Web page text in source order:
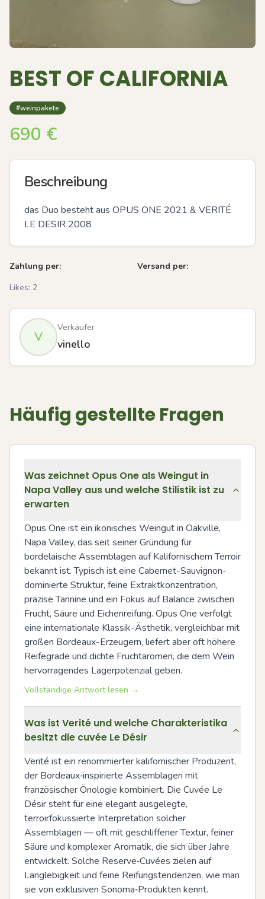
BEST OF CALIFORNIA
#weinpakete
690 €
Beschreibung
das Duo besteht aus OPUS ONE 2021 & VERITÉ
LE DESIR 2008
Zahlung per:
Versand per:
Likes: 2
V
Verkäufer
vinello
Häufig gestellte Fragen
Was zeichnet Opus One als Weingut in
Napa Valley aus und welche Stilistik ist zu
erwarten
Opus One ist ein ikonisches Weingut in Oakville,
Napa Valley, das seit seiner Gründung für
bordelaische Assemblagen auf Kalifornischem Terroir
bekannt ist. Typisch ist eine Cabernet-Sauvignon-
dominierte Struktur, feine Extraktkonzentration,
präzise Tannine und ein Fokus auf Balance zwischen
Frucht, Säure und Eichenreifung. Opus One verfolgt
eine internationale Klassik-Ästhetik, vergleichbar mit
großen Bordeaux-Erzeugern, liefert aber oft höhere
Reifegrade und dichte Fruchtaromen, die dem Wein
hervorragendes Lagerpotenzial geben.
Vollständige Antwort lesen →
Was ist Verité und welche Charakteristika
besitzt die cuvée Le Désir
Verité ist ein renommierter kalifornischer Produzent,
der Bordeaux‑inspirierte Assemblagen mit
französischer Önologie kombiniert. Die Cuvée Le
Désir steht für eine elegant ausgelegte,
terroirfokussierte Interpretation solcher
Assemblagen — oft mit geschliffener Textur, feiner
Säure und komplexer Aromatik, die sich über Jahre
entwickelt. Solche Reserve‑Cuvées zielen auf
Langlebigkeit und feine Reifungstendenzen, wie man
sie von exklusiven Sonoma‑Produkten kennt.